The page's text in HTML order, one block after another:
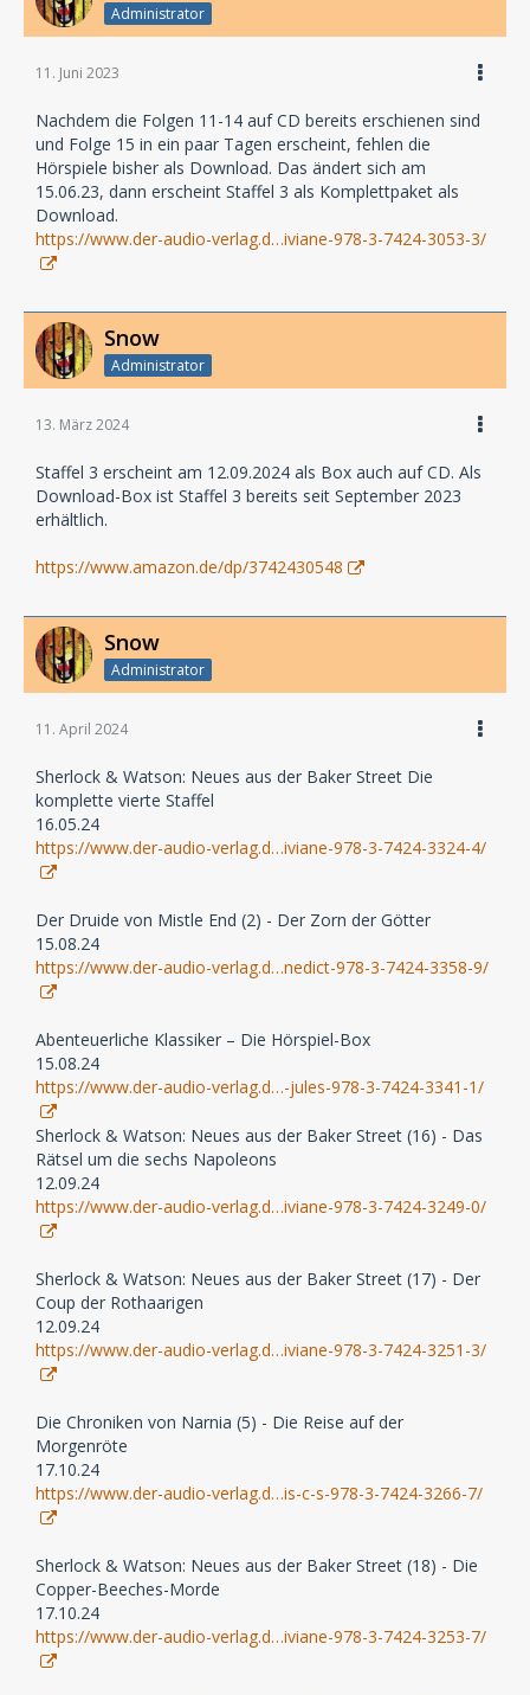
Administrator
11. Juni 2023
Nachdem die Folgen 11-14 auf CD bereits erschienen sind
und Folge 15 in ein paar Tagen erscheint, fehlen die
Hörspiele bisher als Download. Das ändert sich am
15.06.23, dann erscheint Staffel 3 als Komplettpaket als
Download.
https://www.der-audio-verlag.d…iviane-978-3-7424-3053-3/
Snow
Administrator
13. März 2024
Staffel 3 erscheint am 12.09.2024 als Box auch auf CD. Als
Download-Box ist Staffel 3 bereits seit September 2023
erhältlich.
https://www.amazon.de/dp/3742430548
Snow
Administrator
11. April 2024
Sherlock & Watson: Neues aus der Baker Street Die
komplette vierte Staffel
16.05.24
https://www.der-audio-verlag.d…iviane-978-3-7424-3324-4/
Der Druide von Mistle End (2) - Der Zorn der Götter
15.08.24
https://www.der-audio-verlag.d…nedict-978-3-7424-3358-9/
Abenteuerliche Klassiker – Die Hörspiel-Box
15.08.24
https://www.der-audio-verlag.d…-jules-978-3-7424-3341-1/
Sherlock & Watson: Neues aus der Baker Street (16) - Das
Rätsel um die sechs Napoleons
12.09.24
https://www.der-audio-verlag.d…iviane-978-3-7424-3249-0/
Sherlock & Watson: Neues aus der Baker Street (17) - Der
Coup der Rothaarigen
12.09.24
https://www.der-audio-verlag.d…iviane-978-3-7424-3251-3/
Die Chroniken von Narnia (5) - Die Reise auf der
Morgenröte
17.10.24
https://www.der-audio-verlag.d…is-c-s-978-3-7424-3266-7/
Sherlock & Watson: Neues aus der Baker Street (18) - Die
Copper-Beeches-Morde
17.10.24
https://www.der-audio-verlag.d…iviane-978-3-7424-3253-7/